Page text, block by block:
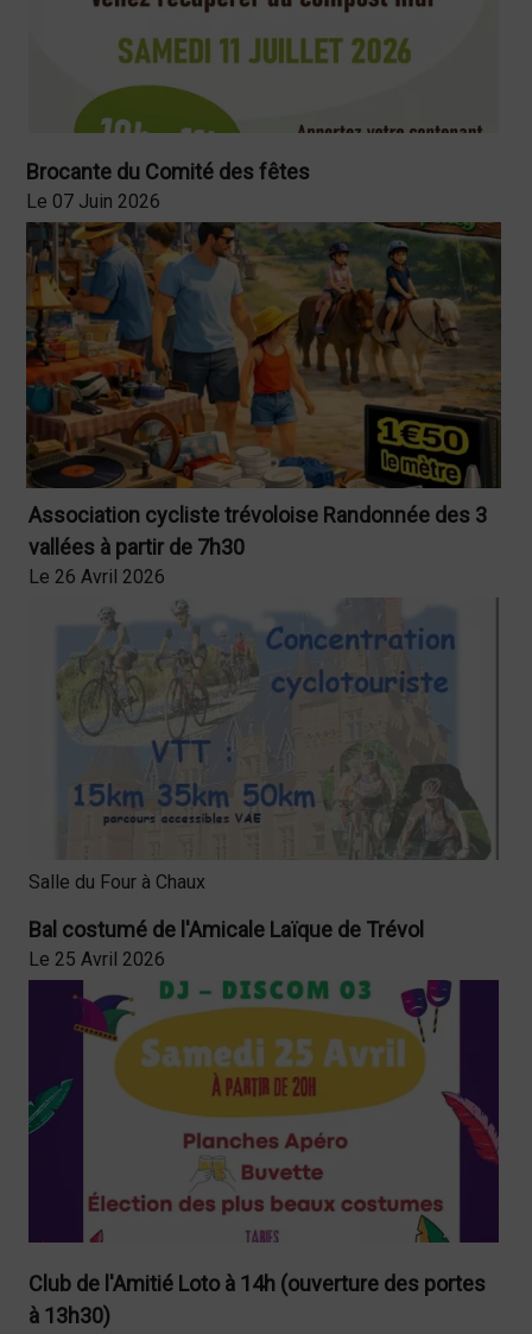
Brocante du Comité des fêtes
Le 07 Juin 2026
Association cycliste trévoloise Randonnée des 3
vallées à partir de 7h30
Le 26 Avril 2026
Salle du Four à Chaux
Bal costumé de l'Amicale Laïque de Trévol
Le 25 Avril 2026
Club de l'Amitié Loto à 14h (ouverture des portes
à 13h30)